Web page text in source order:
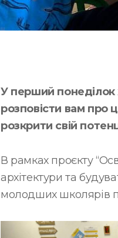
У перший понеділок
розповісти вам про
розкрити свій
В рамках проєкту
архітектури та
молодших школярів